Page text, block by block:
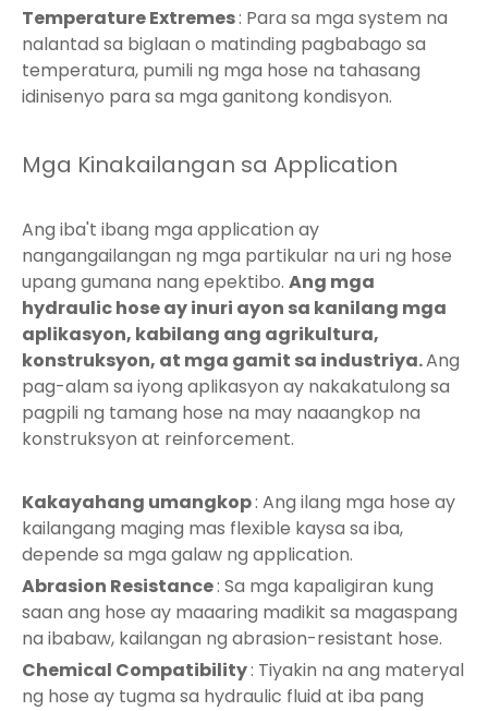
Temperature Extremes: Para sa mga system na
nalantad sa biglaan o matinding pagbabago sa
temperatura, pumili ng mga hose na tahasang
idinisenyo para sa mga ganitong kondisyon.
Mga Kinakailangan sa Application
Ang iba't ibang mga application ay
nangangailangan ng mga partikular na uri ng hose
upang gumana nang epektibo. Ang mga
hydraulic hose ay inuri ayon sa kanilang mga
aplikasyon, kabilang ang agrikultura,
konstruksyon, at mga gamit sa industriya.Ang
pag-alam sa iyong aplikasyon ay nakakatulong sa
pagpili ng tamang hose na may naaangkop na
konstruksyon at reinforcement.
Kakayahang umangkop: Ang ilang mga hose ay
kailangang maging mas flexible kaysa sa iba,
depende sa mga galaw ng application.
Abrasion Resistance: Sa mga kapaligiran kung
saan ang hose ay maaaring madikit sa magaspang
na ibabaw, kailangan ng abrasion-resistant hose.
Chemical Compatibility: Tiyakin na ang materyal
ng hose ay tugma sa hydraulic fluid at iba pang